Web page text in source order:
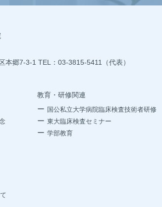
本郷7-3-1 TEL：03-3815-5411（代表）
教育・研修関連
国公私立大学病院臨床検査技術者研修
東大臨床検査セミナー
学部教育